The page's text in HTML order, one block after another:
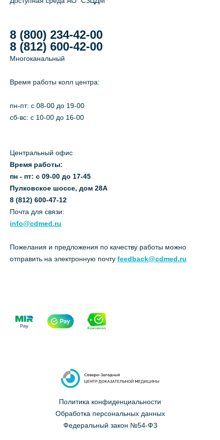
8 (800) 234-42-00
8 (812) 600-42-00
Многоканальный
Время работы колл центра:
пн-пт: c 08-00 до 19-00
сб-вс: с 10-00 до 16-00
Центральный офис
Время работы:
пн - пт: с 09-00 до 17-45
Пулковское шоссе, дом 28А
8 (812) 600-47-12
Почта для связи:
info@cdmed.ru
Пожелания и предложения по качеству работы можно
отправить на электронную почту feedback@cdmed.ru
Политика конфиденциальности
Обработка персональных данных
Федеральный закон №54-ФЗ